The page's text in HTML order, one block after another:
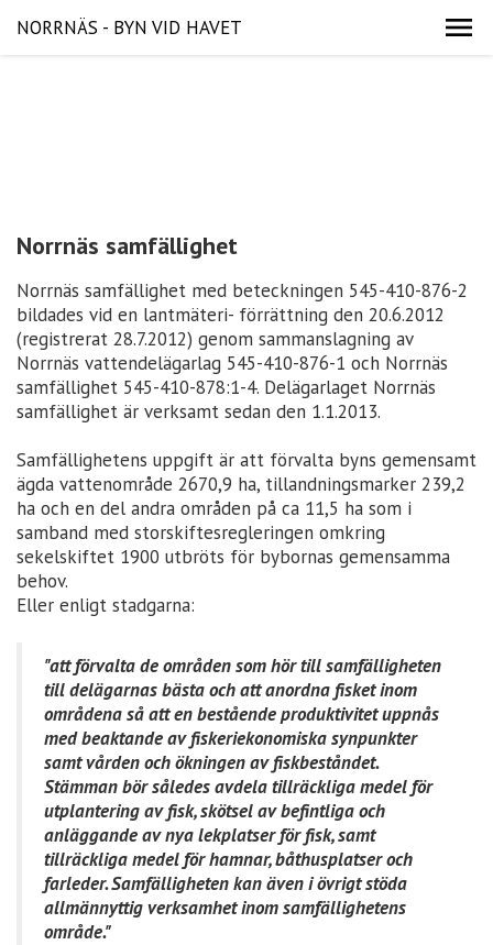
NORRNÄS - BYN VID HAVET
Norrnäs samfällighet
Norrnäs samfällighet med beteckningen 545-410-876-2
bildades vid en lantmäteri- förrättning den 20.6.2012
(registrerat 28.7.2012) genom sammanslagning av
Norrnäs vattendelägarlag 545-410-876-1 och Norrnäs
samfällighet 545-410-878:1-4. Delägarlaget Norrnäs
samfällighet är verksamt sedan den 1.1.2013.
Samfällighetens uppgift är att förvalta byns gemensamt
ägda vattenområde 2670,9 ha, tillandningsmarker 239,2
ha och en del andra områden på ca 11,5 ha som i
samband med storskiftesregleringen omkring
sekelskiftet 1900 utbröts för bybornas gemensamma
behov.
Eller enligt stadgarna:
"att förvalta de områden som hör till samfälligheten
till delägarnas bästa och att anordna fisket inom
områdena så att en bestående produktivitet uppnås
med beaktande av fiskeriekonomiska synpunkter
samt vården och ökningen av fiskbeståndet.
Stämman bör således avdela tillräckliga medel för
utplantering av fisk, skötsel av befintliga och
anläggande av nya lekplatser för fisk, samt
tillräckliga medel för hamnar, båthusplatser och
farleder. Samfälligheten kan även i övrigt stöda
allmännyttig verksamhet inom samfällighetens
område."